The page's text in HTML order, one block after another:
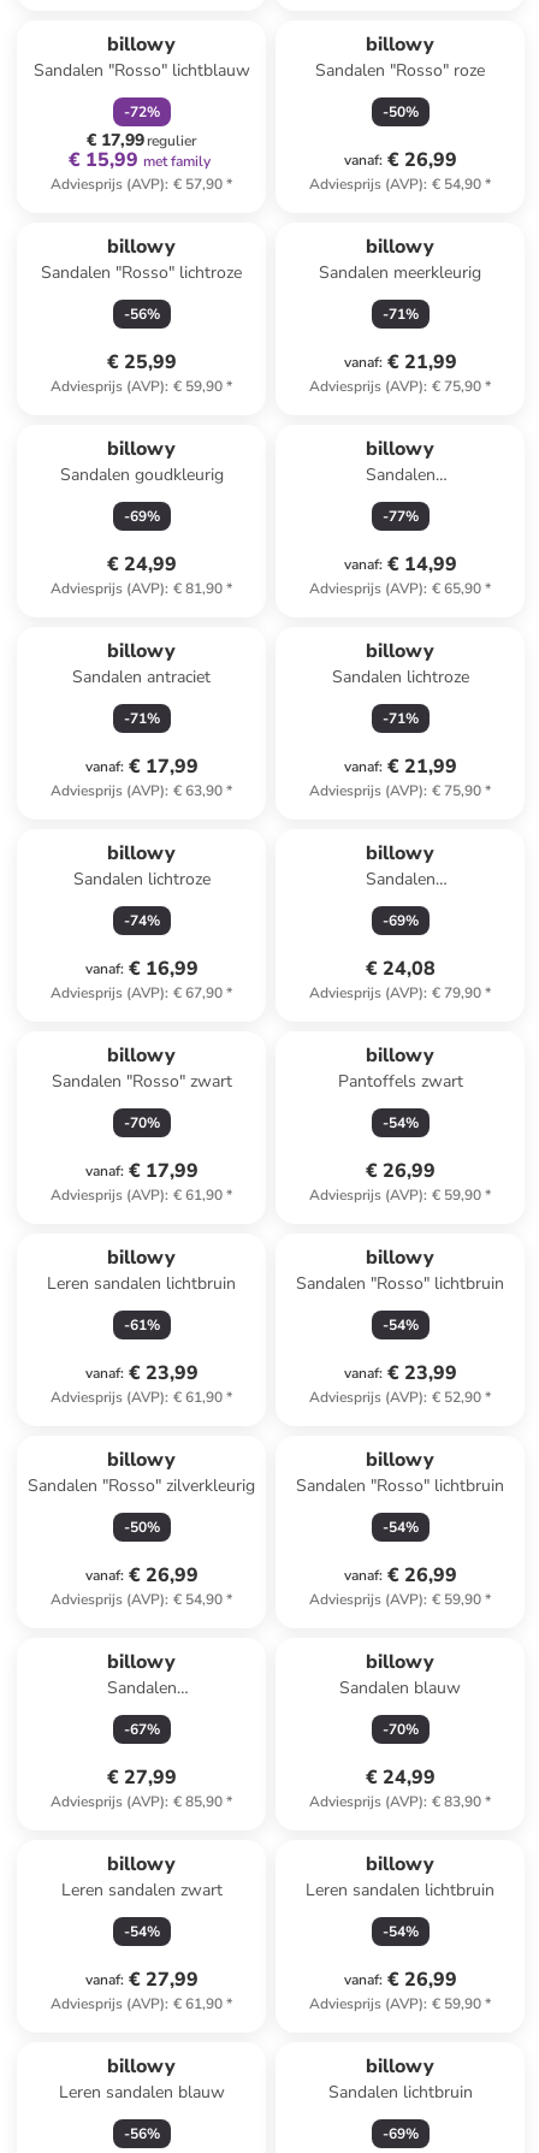
billowy
Sandalen "Rosso" lichtblauw
-72%
€ 17,99regulier
€ 15,99 met family
Adviesprijs (AVP): € 57,90*
billowy
Sandalen "Rosso" roze
-50%
vanaf: € 26,99
Adviesprijs (AVP): € 54,90*
billowy
Sandalen "Rosso" lichtroze
-56%
€ 25,99
Adviesprijs (AVP): € 59,90*
billowy
Sandalen meerkleurig
-71%
vanaf: € 21,99
Adviesprijs (AVP): € 75,90*
billowy
Sandalen goudkleurig
-69%
€ 24,99
Adviesprijs (AVP): € 81,90*
billowy
Sandalen
zilverkleurig/meerkleurig
-77%
vanaf: € 14,99
Adviesprijs (AVP): € 65,90*
billowy
Sandalen antraciet
-71%
vanaf: € 17,99
Adviesprijs (AVP): € 63,90*
billowy
Sandalen lichtroze
-71%
vanaf: € 21,99
Adviesprijs (AVP): € 75,90*
billowy
Sandalen lichtroze
-74%
vanaf: € 16,99
Adviesprijs (AVP): € 67,90*
billowy
Sandalen
lichtblauw/meerkleurig
-69%
€ 24,08
Adviesprijs (AVP): € 79,90*
billowy
Sandalen "Rosso" zwart
-70%
vanaf: € 17,99
Adviesprijs (AVP): € 61,90*
billowy
Pantoffels zwart
-54%
€ 26,99
Adviesprijs (AVP): € 59,90*
billowy
Leren sandalen lichtbruin
-61%
vanaf: € 23,99
Adviesprijs (AVP): € 61,90*
billowy
Sandalen "Rosso" lichtbruin
-54%
vanaf: € 23,99
Adviesprijs (AVP): € 52,90*
billowy
Sandalen "Rosso" zilverkleurig
-50%
vanaf: € 26,99
Adviesprijs (AVP): € 54,90*
billowy
Sandalen "Rosso" lichtbruin
-54%
vanaf: € 26,99
Adviesprijs (AVP): € 59,90*
billowy
Sandalen
lichtbruin/meerkleurig
-67%
€ 27,99
Adviesprijs (AVP): € 85,90*
billowy
Sandalen blauw
-70%
€ 24,99
Adviesprijs (AVP): € 83,90*
billowy
Leren sandalen zwart
-54%
vanaf: € 27,99
Adviesprijs (AVP): € 61,90*
billowy
Leren sandalen lichtbruin
-54%
vanaf: € 26,99
Adviesprijs (AVP): € 59,90*
billowy
Leren sandalen blauw
-56%
billowy
Sandalen lichtbruin
-69%